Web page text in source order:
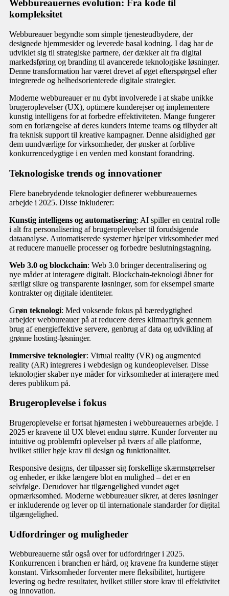
Webbureauernes evolution: Fra kode til
kompleksitet
Webbureauer begyndte som simple tjenesteudbydere, der
designede hjemmesider og leverede basal kodning. I dag har de
udviklet sig til strategiske partnere, der dækker alt fra digital
markedsføring og branding til avancerede teknologiske løsninger.
Denne transformation har været drevet af øget efterspørgsel efter
integrerede og helhedsorienterede digitale strategier.
Moderne webbureauer er nu dybt involverede i at skabe unikke
brugeroplevelser (UX), optimere kunderejser og implementere
kunstig intelligens for at forbedre effektiviteten. Mange fungerer
som en forlængelse af deres kunders interne teams og tilbyder alt
fra teknisk support til kreative kampagner. Denne alsidighed gør
dem uundværlige for virksomheder, der ønsker at forblive
konkurrencedygtige i en verden med konstant forandring.
Teknologiske trends og innovationer
Flere banebrydende teknologier definerer webbureauernes
arbejde i 2025. Disse inkluderer:
Kunstig intelligens og automatisering: AI spiller en central rolle
i alt fra personalisering af brugeroplevelser til forudsigende
dataanalyse. Automatiserede systemer hjælper virksomheder med
at reducere manuelle processer og forbedre beslutningstagning.
Web 3.0 og blockchain: Web 3.0 bringer decentralisering og
nye måder at interagere digitalt. Blockchain-teknologi åbner for
særligt sikre og transparente løsninger, som for eksempel smarte
kontrakter og digitale identiteter.
Grøn teknologi: Med voksende fokus på bæredygtighed
arbejder webbureauer på at reducere deres klimaaftryk gennem
brug af energieffektive servere, genbrug af data og udvikling af
grønne hosting-løsninger.
Immersive teknologier: Virtual reality (VR) og augmented
reality (AR) integreres i webdesign og kundeoplevelser. Disse
teknologier skaber nye måder for virksomheder at interagere med
deres publikum på.
Brugeroplevelse i fokus
Brugeroplevelse er fortsat hjørnesten i webbureauernes arbejde. I
2025 er kravene til UX blevet endnu større. Kunder forventer nu
intuitive og problemfri oplevelser på tværs af alle platforme,
hvilket stiller høje krav til design og funktionalitet.
Responsive designs, der tilpasser sig forskellige skærmstørrelser
og enheder, er ikke længere blot en mulighed – det er en
selvfølge. Derudover har tilgængelighed vundet øget
opmærksomhed. Moderne webbureauer sikrer, at deres løsninger
er inkluderende og lever op til internationale standarder for digital
tilgængelighed.
Udfordringer og muligheder
Webbureauerne står også over for udfordringer i 2025.
Konkurrencen i branchen er hård, og kravene fra kunderne stiger
konstant. Virksomheder forventer mere fleksibilitet, hurtigere
levering og bedre resultater, hvilket stiller store krav til effektivitet
og innovation.